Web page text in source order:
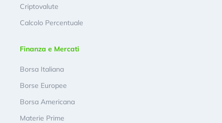
Criptovalute
Calcolo Percentuale
Finanza e Mercati
Borsa Italiana
Borse Europee
Borsa Americana
Materie Prime